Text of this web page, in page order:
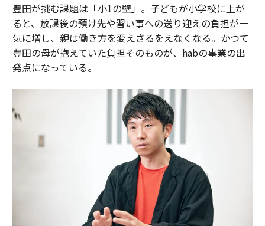
豊田が挑む課題は「小1の壁」。子どもが小学校に上が
ると、放課後の預け先や習い事への送り迎えの負担が一
気に増し、親は働き方を変えざるをえなくなる。かつて
豊田の母が抱えていた負担そのものが、habの事業の出
発点になっている。